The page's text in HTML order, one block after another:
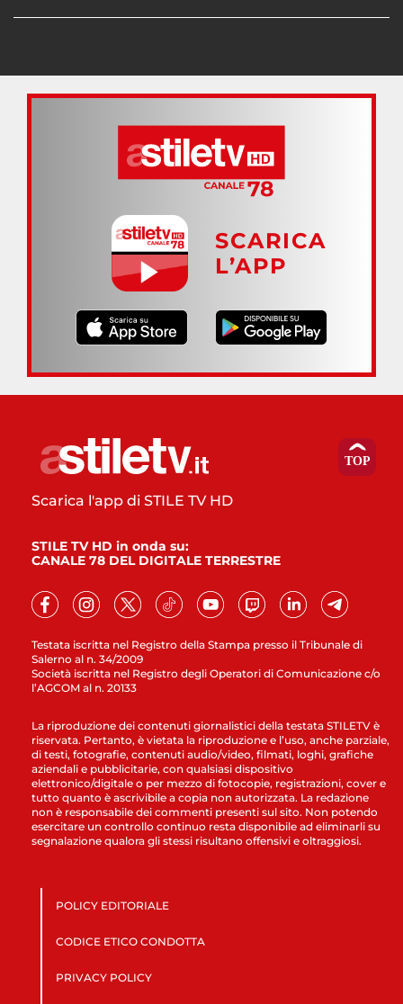
SCARICA
L’APP
Testata iscritta nel Registro della Stampa presso il Tribunale di
Salerno al n. 34/2009
Società iscritta nel Registro degli Operatori di Comunicazione c/o
l’AGCOM al n. 20133
Scarica l'app di STILE TV HD
STILE TV HD in onda su:
CANALE 78 DEL DIGITALE TERRESTRE
La riproduzione dei contenuti giornalistici della testata STILETV è
riservata. Pertanto, è vietata la riproduzione e l’uso, anche parziale,
di testi, fotografie, contenuti audio/video, filmati, loghi, grafiche
aziendali e pubblicitarie, con qualsiasi dispositivo
elettronico/digitale o per mezzo di fotocopie, registrazioni, cover e
tutto quanto è ascrivibile a copia non autorizzata. La redazione
non è responsabile dei commenti presenti sul sito. Non potendo
esercitare un controllo continuo resta disponibile ad eliminarli su
segnalazione qualora gli stessi risultano offensivi e oltraggiosi.
POLICY EDITORIALE
CODICE ETICO CONDOTTA
PRIVACY POLICY